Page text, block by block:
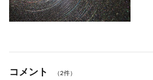
コメント （2件）